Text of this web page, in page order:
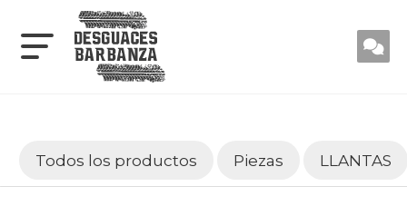
Todos los productos Piezas LLANTAS